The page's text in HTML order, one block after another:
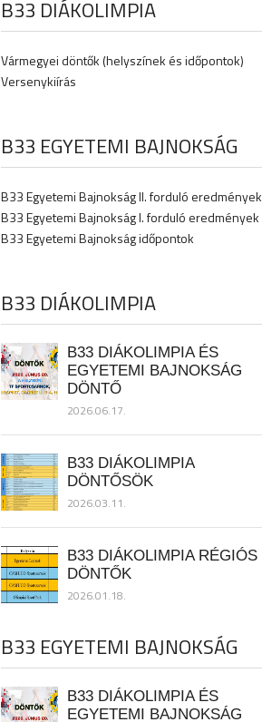
B33 DIÁKOLIMPIA
Vármegyei döntők (helyszínek és időpontok)
Versenykiírás
B33 EGYETEMI BAJNOKSÁG
B33 Egyetemi Bajnokság II. forduló eredmények
B33 Egyetemi Bajnokság I. forduló eredmények
B33 Egyetemi Bajnokság időpontok
B33 DIÁKOLIMPIA
B33 DIÁKOLIMPIA ÉS
EGYETEMI BAJNOKSÁG
DÖNTŐ
2026.06.17.
B33 DIÁKOLIMPIA
DÖNTŐSÖK
2026.03.11.
B33 DIÁKOLIMPIA RÉGIÓS
DÖNTŐK
2026.01.18.
B33 EGYETEMI BAJNOKSÁG
B33 DIÁKOLIMPIA ÉS
EGYETEMI BAJNOKSÁG